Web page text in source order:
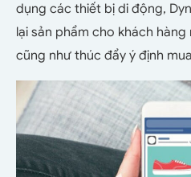
dụng các thiết bị di động,
lại sản phẩm cho khách
cũng như thúc đẩy ý định